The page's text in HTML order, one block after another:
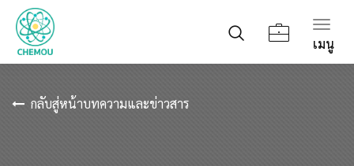
เมนู
กลับสู่หน้าบทความและข่าวสาร